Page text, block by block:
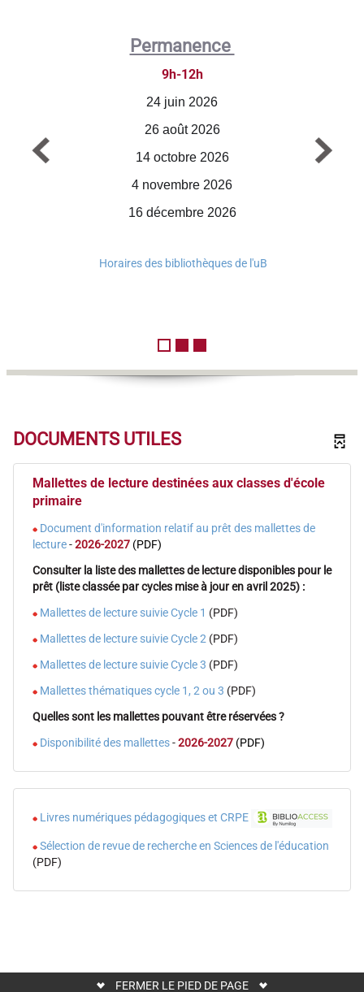
Permanence
9h-12h
24 juin 2026
26 août 2026
14 octobre 2026
4 novembre 2026
16 décembre 2026
Horaires des bibliothèques de l'uB
MALETTES
LECTURE
Permanence
12h
juin
2026
août
2026
14
2026
novembre
2026
16
2026
DOCUMENTS UTILES
Mallettes de lecture destinées aux classes d'école
primaire
Document d'information relatif au prêt des mallettes de
lecture-2026-2027 (PDF)
Consulter la liste des mallettes de lecture disponibles pour le
prêt (liste classée par cycles mise à jour en avril 2025) :
Mallettes de lecture suivie Cycle 1 (PDF)
Mallettes de lecture suivie Cycle 2 (PDF)
Mallettes de lecture suivie Cycle 3 (PDF)
Mallettes thématiques cycle 1, 2 ou 3 (PDF)
Quelles sont les mallettes pouvant être réservées ?
Disponibilité des mallettes-2026-2027 (PDF)
Livres numériques pédagogiques et CRPE
Sélection de revue de recherche en Sciences de l'éducation
(PDF)
FERMER LE PIED DE PAGE